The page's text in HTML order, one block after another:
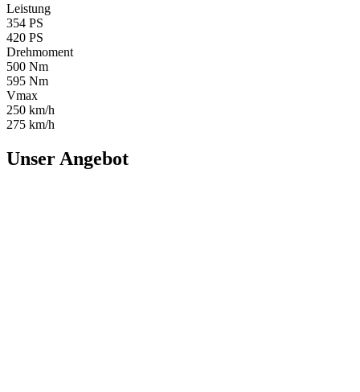
Leistung
354 PS
420 PS
Drehmoment
500 Nm
595 Nm
Vmax
250 km/h
275 km/h
Unser Angebot